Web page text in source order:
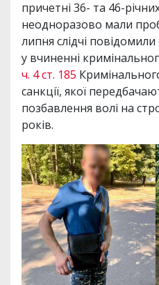
причетні 36- та 46-
неодноразово мали
липня слідчі
у вчиненні
ч. 4 ст. 185
санкції, якої
позбавлення волі на
років.